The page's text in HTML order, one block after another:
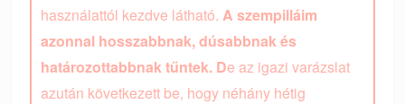
használattól kezdve látható. A szempilláim
azonnal hosszabbnak, dúsabbnak és
határozottabbnak tűntek. De az igazi varázslat
azután következett be, hogy néhány hétig